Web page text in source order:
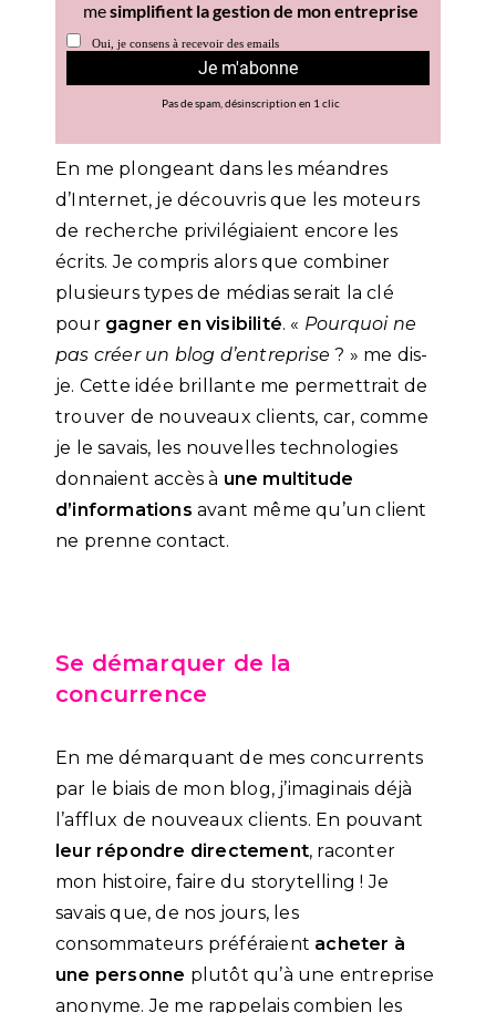
En me plongeant dans les méandres
d’Internet, je découvris que les moteurs
de recherche privilégiaient encore les
écrits. Je compris alors que combiner
plusieurs types de médias serait la clé
pour gagner en visibilité. « Pourquoi ne
pas créer un blog d’entreprise ? » me dis-
je. Cette idée brillante me permettrait de
trouver de nouveaux clients, car, comme
je le savais, les nouvelles technologies
donnaient accès à une multitude
d’informations avant même qu’un client
ne prenne contact.
Se démarquer de la
concurrence
En me démarquant de mes concurrents
par le biais de mon blog, j’imaginais déjà
l’afflux de nouveaux clients. En pouvant
leur répondre directement, raconter
mon histoire, faire du storytelling ! Je
savais que, de nos jours, les
consommateurs préféraient acheter à
une personne plutôt qu’à une entreprise
anonyme. Je me rappelais combien les